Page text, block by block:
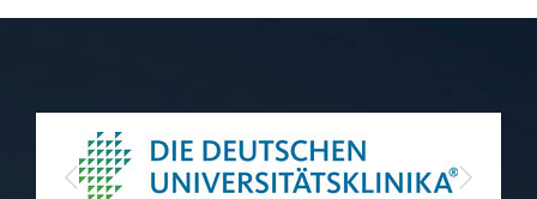
Previous Next